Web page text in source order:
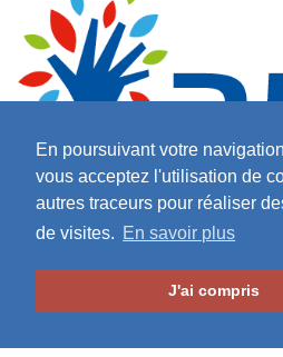
En poursuivant votre
vous acceptez l'utilisation de
autres traceurs pour réaliser
de visites. En savoir plus
J'ai compris
Maires de France /
des